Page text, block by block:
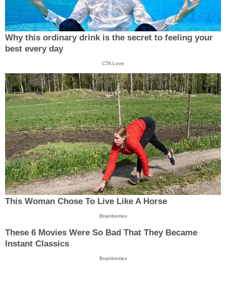
Why this ordinary drink is the secret to feeling your
best every day
CTA Love
This Woman Chose To Live Like A Horse
Brainberries
These 6 Movies Were So Bad That They Became
Instant Classics
Brainberries